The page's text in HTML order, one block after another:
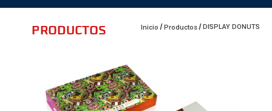
Inicio Productos DISPLAY DONUTS
PRODUCTOS